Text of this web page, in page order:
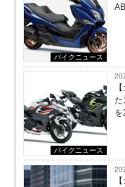
バイクニュース
バイクニュース
た